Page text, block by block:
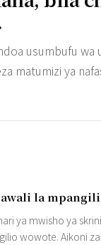
usumbufu wa
matumizi ya
la
ya mwisho ya
wowote. Aikoni